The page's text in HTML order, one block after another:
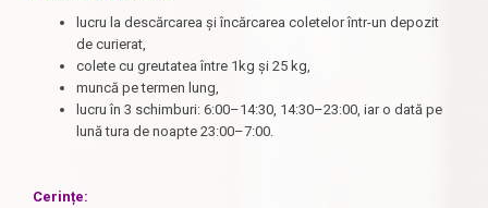
lucru la descărcarea și încărcarea coletelor într-un depozit
de curierat,
colete cu greutatea între 1kg și 25 kg,
muncă pe termen lung,
lucru în 3 schimburi: 6:00–14:30, 14:30–23:00, iar o dată pe
lună tura de noapte 23:00–7:00.
Cerințe: